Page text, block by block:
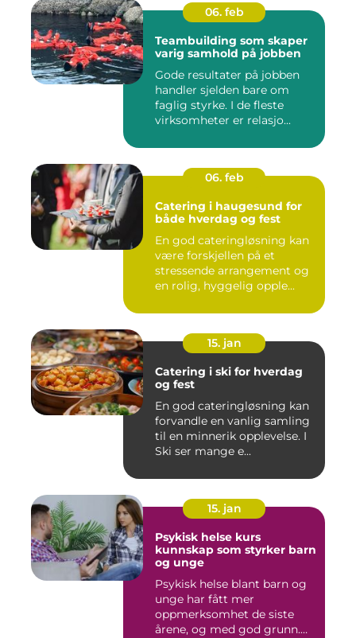
06. feb
Teambuilding som skaper
varig samhold på jobben
Gode resultater på jobben
handler sjelden bare om
faglig styrke. I de fleste
virksomheter er relasjo...
06. feb
Catering i haugesund for
både hverdag og fest
En god cateringløsning kan
være forskjellen på et
stressende arrangement og
en rolig, hyggelig opple...
15. jan
Catering i ski for hverdag
og fest
En god cateringløsning kan
forvandle en vanlig samling
til en minnerik opplevelse. I
Ski ser mange e...
15. jan
Psykisk helse kurs
kunnskap som styrker barn
og unge
Psykisk helse blant barn og
unge har fått mer
oppmerksomhet de siste
årene, og med god grunn.